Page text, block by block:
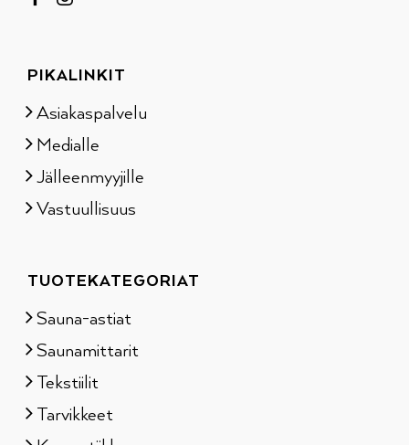
PIKALINKIT
Asiakaspalvelu
Medialle
Jälleenmyyjille
Vastuullisuus
TUOTEKATEGORIAT
Sauna-astiat
Saunamittarit
Tekstiilit
Tarvikkeet